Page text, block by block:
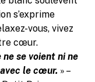
s’exprime
vous, vivez
cœur.
se voient ni ne
le cœur. » –